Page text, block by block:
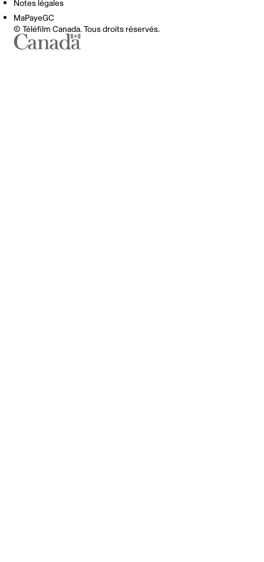
Notes légales
MaPayeGC
© Téléfilm Canada. Tous droits réservés.